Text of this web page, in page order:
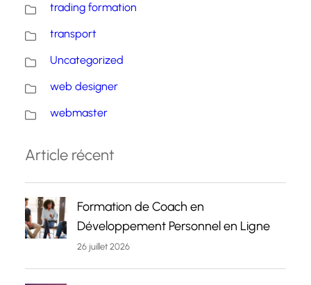
trading formation
transport
Uncategorized
web designer
webmaster
Article récent
Formation de Coach en
Développement Personnel en Ligne
26 juillet 2026